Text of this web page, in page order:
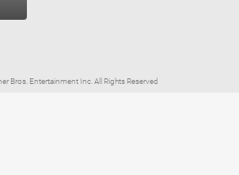
Bros. Entertainment Inc. All Rights Reserved